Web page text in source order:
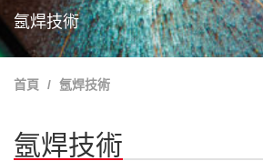
氬焊技術
首頁 氬焊技術
氬焊技術